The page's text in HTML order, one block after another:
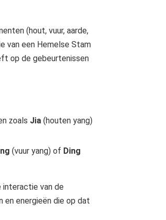
(hout, vuur, aarde,
van een Hemelse Stam
op de gebeurtenissen
zoals Jia(houten yang)
(vuur yang) of Ding
interactie van de
en energieën die op dat